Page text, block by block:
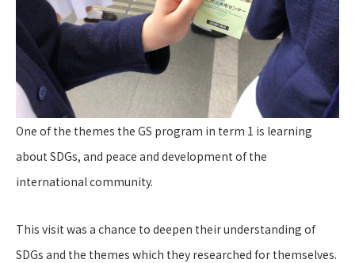
One of the themes the GS program in term 1 is learning
about SDGs, and peace and development of the
international community.
This visit was a chance to deepen their understanding of
SDGs and the themes which they researched for themselves.